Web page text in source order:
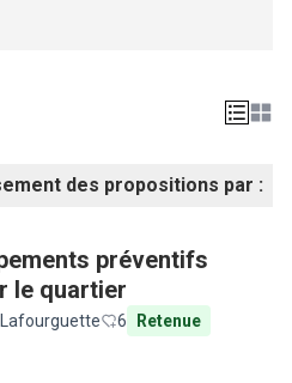
des propositions par :
préventifs
le quartier
6 Retenue